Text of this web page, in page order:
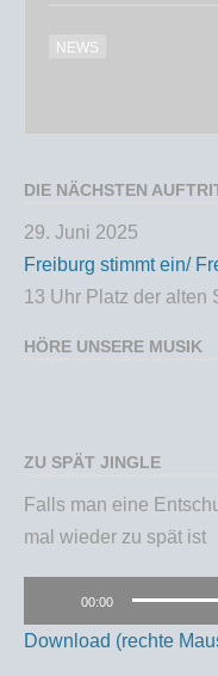
NEWS
DIE NÄCHSTEN
29. Juni 2025
Freiburg stimmt ein/
13 Uhr Platz der alten
HÖRE UNSERE MUSIK
ZU SPÄT JINGLE
Falls man eine
mal wieder zu spät ist
Player
00:00
Download (rechte